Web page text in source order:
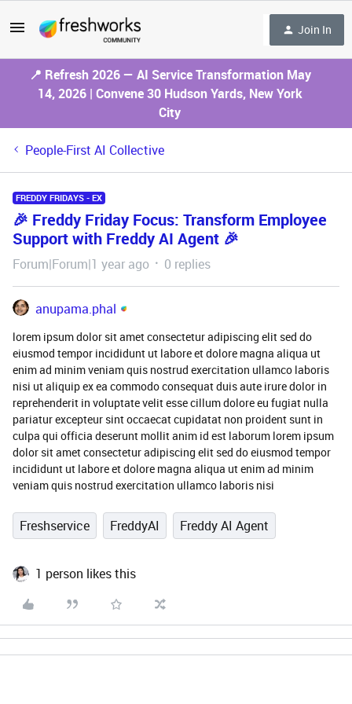
Join In
📍 Refresh 2026 — AI Service Transformation May
14, 2026 | Convene 30 Hudson Yards, New York
City
People-First AI Collective
FREDDY FRIDAYS - EX
🎉 Freddy Friday Focus: Transform Employee
Support with Freddy AI Agent 🎉
Forum|Forum|1 year ago 0 replies
anupama.phal
lorem ipsum dolor sit amet consectetur adipiscing elit sed do
eiusmod tempor incididunt ut labore et dolore magna aliqua ut
enim ad minim veniam quis nostrud exercitation ullamco laboris
nisi ut aliquip ex ea commodo consequat duis aute irure dolor in
reprehenderit in voluptate velit esse cillum dolore eu fugiat nulla
pariatur excepteur sint occaecat cupidatat non proident sunt in
culpa qui officia deserunt mollit anim id est laborum lorem ipsum
dolor sit amet consectetur adipiscing elit sed do eiusmod tempor
incididunt ut labore et dolore magna aliqua ut enim ad minim
veniam quis nostrud exercitation ullamco laboris nisi
Freshservice FreddyAI Freddy AI Agent
1 person likes this